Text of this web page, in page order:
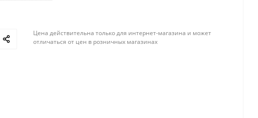
Цена действительна только для интернет-магазина и может
отличаться от цен в розничных магазинах